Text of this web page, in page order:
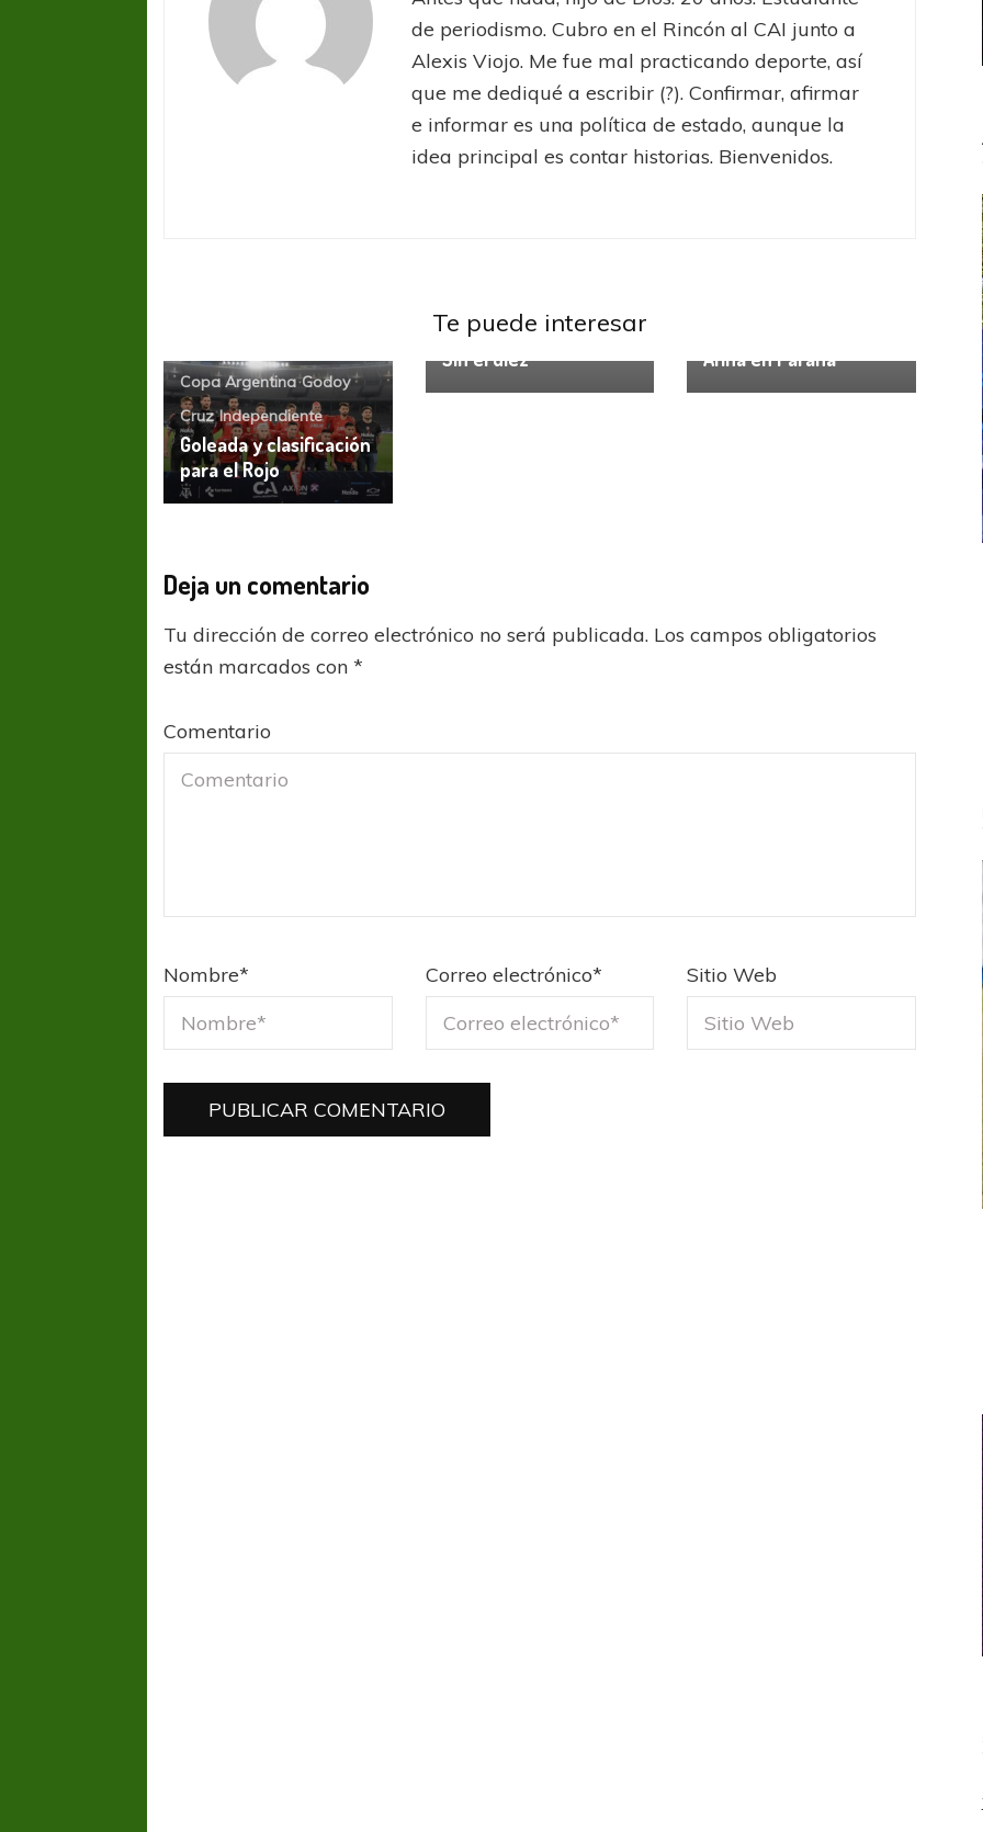
de periodismo. Cubro en el Rincón al CAI junto a
Alexis Viojo. Me fue mal practicando deporte, así
que me dediqué a escribir (?). Confirmar, afirmar
e informar es una política de estado, aunque la
idea principal es contar historias. Bienvenidos.
Te puede interesar
Copa Argentina Godoy
Cruz Independiente
Goleada y clasificación
para el Rojo
Independiente
Sin el diez Afina en Paraná
Deja un comentario
Tu dirección de correo electrónico no será publicada. Los campos obligatorios
están marcados con*
Comentario
Nombre* Correo electrónico* Sitio Web
COPA SUDAMERICANA TIGRE
Octavos de Final